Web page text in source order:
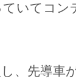
いてコン
、先導車